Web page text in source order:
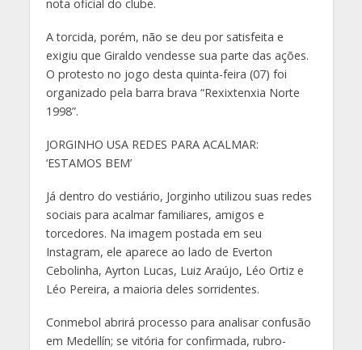
nota oficial do clube.
A torcida, porém, não se deu por satisfeita e
exigiu que Giraldo vendesse sua parte das ações.
O protesto no jogo desta quinta-feira (07) foi
organizado pela barra brava “Rexixtenxia Norte
1998”.
JORGINHO USA REDES PARA ACALMAR:
‘ESTAMOS BEM’
Já dentro do vestiário, Jorginho utilizou suas redes
sociais para acalmar familiares, amigos e
torcedores. Na imagem postada em seu
Instagram, ele aparece ao lado de Everton
Cebolinha, Ayrton Lucas, Luiz Araújo, Léo Ortiz e
Léo Pereira, a maioria deles sorridentes.
Conmebol abrirá processo para analisar confusão
em Medellín; se vitória for confirmada, rubro-